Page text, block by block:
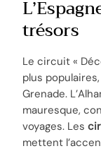
trésors
Le circuit «
plus
Grenade.
mauresque,
voyages. Les
mettent